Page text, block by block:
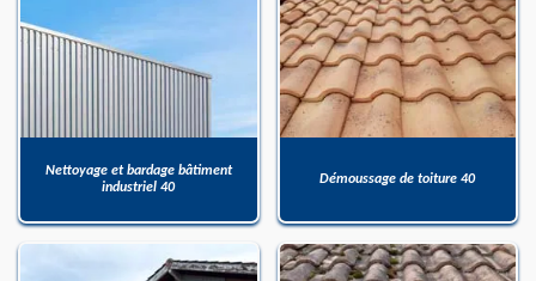
Nettoyage et bardage bâtiment
industriel 40
Démoussage de toiture 40